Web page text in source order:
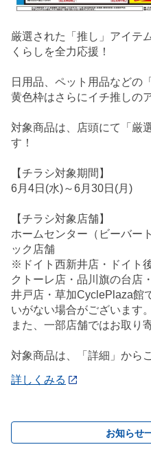
厳選された「推し」アイテ
くらしを全力応援！
日用品、ペット用品などの
黄色枠はさらにイチ推しの
対象商品は、店頭にて「厳
す！
【チラシ対象期間】
6月4日(水)～6月30日(月)
【チラシ対象店舗】
ホームセンター（ビーバー
ック店舗
※ドイト西新井店・ドイト
クトーレ店・品川旗の台店
井戸店・草加CyclePlaza館
いがない場合がございます。
また、一部店舗ではお取り
対象商品は、「詳細」から
詳しくみる
お知らせ